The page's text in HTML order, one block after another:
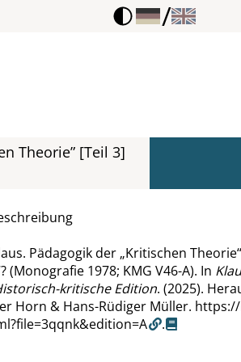
/
Theorie” [Teil 3]
Pädagogik der „Kritischen Theorie“
? (Monografie 1978; KMG V46-A). In
kritische Edition. (2025).
Horn & Hans-Rüdiger Müller.
.